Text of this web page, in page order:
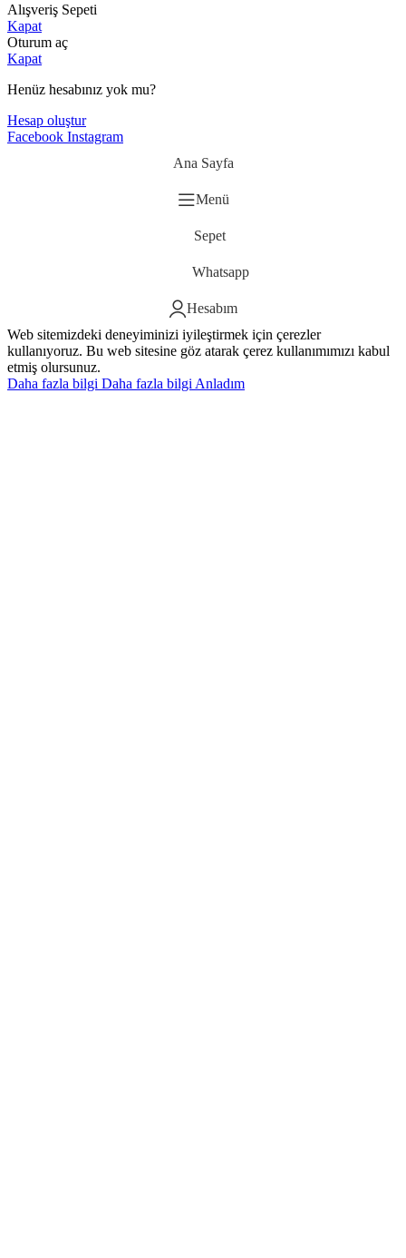
Alışveriş Sepeti
Kapat
Oturum aç
Kapat
Henüz hesabınız yok mu?
Hesap oluştur
Facebook Instagram
Ana Sayfa
Menü
Sepet
Whatsapp
Hesabım
Web sitemizdeki deneyiminizi iyileştirmek için çerezler
kullanıyoruz. Bu web sitesine göz atarak çerez kullanımımızı kabul
etmiş olursunuz.
Daha fazla bilgi Daha fazla bilgi Anladım